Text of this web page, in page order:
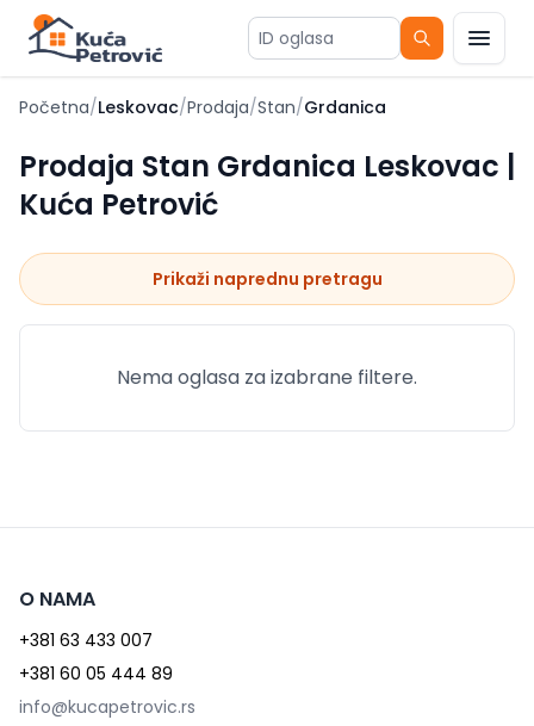
ID oglasa
Početna/Leskovac/Prodaja/Stan/Grdanica
Prodaja Stan Grdanica Leskovac |
Kuća Petrović
Prikaži naprednu pretragu
Nema oglasa za izabrane filtere.
O NAMA
+381 63 433 007
+381 60 05 444 89
info@kucapetrovic.rs